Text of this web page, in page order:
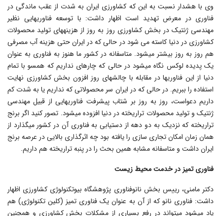
وی با هشدار نسبت به این که کشاورزی ایران به شدت از عقب ماندگی در
فناوری در معرض تهدید است اظهار داشت: با توسعه فناوری‎هایی نظیر
مهندسی ژنتیک در بخش کشاورزی روز به روز از هزینه‎های تولید محصولات
کشاورزی در دنیا کاسته می شود در حالی که در ایران حتی هزینه آب مصرفی
هم روز به روز بیشتر می‎شود. متاسفانه در کشور ما هنوز به فناوری به عنوان
یک پدیده لوکس نگاه می‎شود در حالی که چاره‎ای نداریم که همسو با تمام
دنیا از این فناوری‎ها در مقابله با چالش‎های روز افزون بخش کشاورزی نهایت
استفاده را ببریم. در حالی که در ایران سر محصولاتی که نداریم یا به شدت کم
داریم دعواست، روز به روز بر شتاب پیشرفت فناوری‎هایی از قبیل مهندسی
ژنتیک و تولید محصولات تراریخته در دنیا افزوده می‎شود. تصور کنید اگر برنج
تراریخته که نزدیک به دو دهه از دستیابی به فناوری آن در کشور می‎گذارد از
همان زمان امکان تجاری سازی را یافته بود چه اثرگذاری بالایی در عرصه برنج
ایران داشت و متاسفانه مشابه همین بحث را در پنبه تراریخته هم داریم.
فناوری تمیز در خدمت محیط زیست
دکتر مامنی، رییس بخش نانوفناوری پژوهشگاه بیوتکنولوژی کشاورزی اظهار
داشت: فناوری نانو که از آن به عنوان یک فناوری تمیز (کلین تکنولوژی) هم
یاد می‎شود می‎تواند در رفع بسیاری از مشکلات بخش کشاورزی و همچنین